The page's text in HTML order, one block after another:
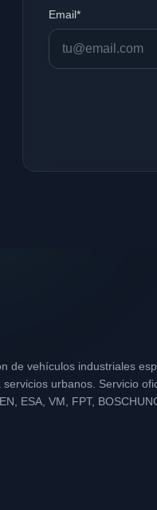
Email*
de vehículos industriales
urbanos. Servicio
ESA, VM, FPT,